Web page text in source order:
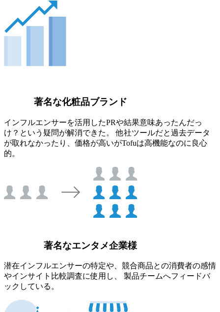
著名な化粧品ブランド
インフルエンサーを活用したPRや結果意味あったんだっ
け？という疑問が解消できた。 他社ツールだと過去データ
が取れなかったり、価格が高いがTofuは高機能なのに良心
的。
著名なエンタメ企業様
潜在インフルエンサーの特定や、競合商品との消費者の感情
やインサイト比較調査に使用し、 製品チームへフィードバ
ックしている。